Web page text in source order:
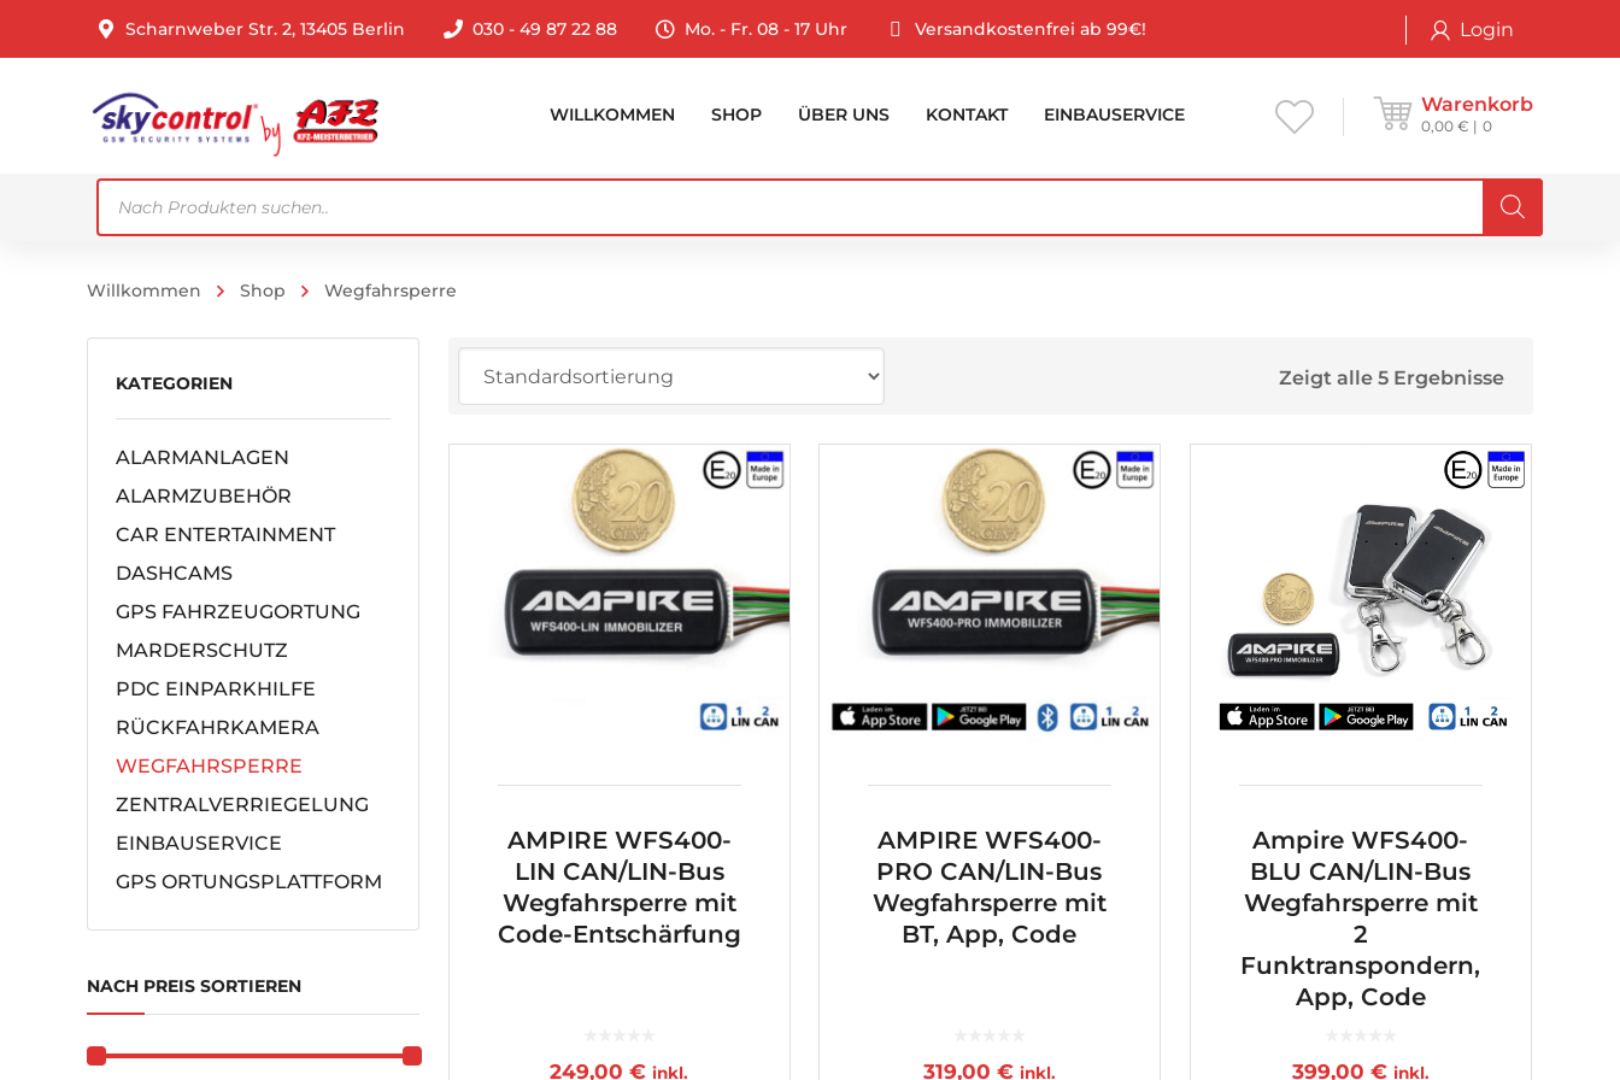
Scharnweber Str. 2, 13405 Berlin 030 - 49 87 22 88 Mo. - Fr. 08 - 17 Uhr Versandkostenfrei ab 99€! Login
Warenkorb
0,00 € 0
WILLKOMMEN SHOP ÜBER UNS KONTAKT EINBAUSERVICE
search
Willkommen Shop Wegfahrsperre
KATEGORIEN
ALARMANLAGEN
ALARMZUBEHÖR
CAR ENTERTAINMENT
DASHCAMS
GPS FAHRZEUGORTUNG
MARDERSCHUTZ
PDC EINPARKHILFE
RÜCKFAHRKAMERA
WEGFAHRSPERRE
ZENTRALVERRIEGELUNG
EINBAUSERVICE
GPS ORTUNGSPLATTFORM
NACH PREIS SORTIEREN
Zeigt alle 5 Ergebnisse
AMPIRE WFS400-
LIN CAN/LIN-Bus
Wegfahrsperre mit
Code-Entschärfung
249,00€ inkl.
AMPIRE WFS400-
PRO CAN/LIN-Bus
Wegfahrsperre mit
BT, App, Code
319,00 € inkl.
Ampire WFS400-
BLU CAN/LIN-Bus
Wegfahrsperre mit
2
Funktranspondern,
App, Code
399,00 € inkl.